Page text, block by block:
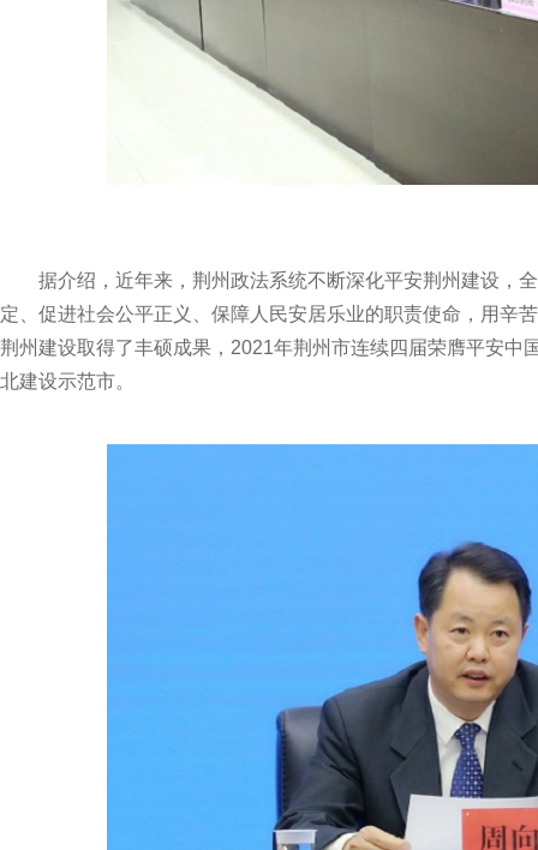
据介绍，近年来，荆州政法系统不断深化平安荆州建设，
定、促进社会公平正义、保障人民安居乐业的职责使命，用辛
荆州建设取得了丰硕成果，2021年荆州市连续四届荣膺平安中
北建设示范市。